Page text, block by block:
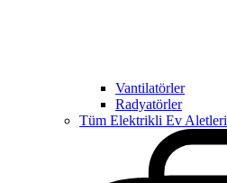
Vantilatörler
Radyatörler
Tüm Elektrikli Ev Aletleri